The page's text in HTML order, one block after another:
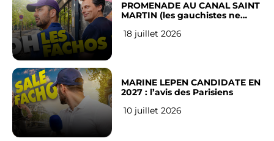
PROMENADE AU CANAL SAINT
MARTIN (les gauchistes ne
18 juillet 2026
MARINE LEPEN CANDIDATE EN
2027 : l’avis des Parisiens
10 juillet 2026